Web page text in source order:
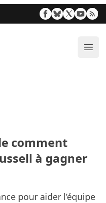
comment
à gagner
pour aider l’équipe